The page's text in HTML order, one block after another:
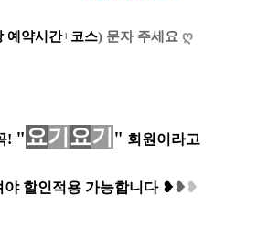
예약시간+코스) 문자 주세요 ღ
! "요기 요기 " 회원이라고
야 할인적용 가능합니다 ❥❥❥